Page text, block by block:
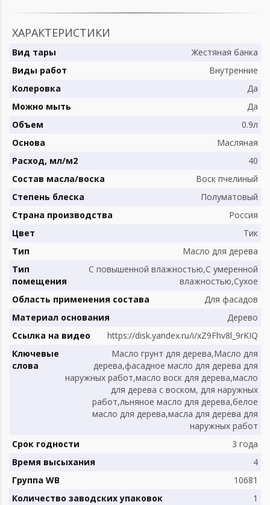
ХАРАКТЕРИСТИКИ
Вид тары
Жестяная банка
Виды работ
Внутренние
Колеровка
Да
Можно мыть
Да
Объем
0.9л
Основа
Масляная
Расход, мл/м2
40
Состав масла/воска
Воск пчелиный
Степень блеска
Полуматовый
Страна производства
Россия
Цвет
Тик
Тип
Масло для дерева
Тип
помещения
С повышенной влажностью,С умеренной
влажностью,Сухое
Область применения состава
Для фасадов
Материал основания
Дерево
Ссылка на видео
https://disk.yandex.ru/i/xZ9Fhv8l_9rKIQ
Ключевые
слова
Масло грунт для дерева,Масло для
дерева,фасадное масло для дерева для
наружных работ,масло воск для дерева,масло
для дерева с воском, для наружных
работ,льняное масло для дерева,белое
масло для дерева,масла для дерева для
наружных работ
Срок годности
3 года
Время высыхания
4
Группа WB
10681
Количество заводских упаковок
1